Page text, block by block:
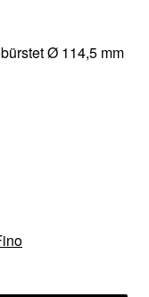
Ø 114,5 mm